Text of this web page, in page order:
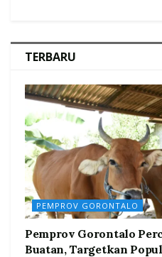
TERBARU
PEMPROV GORONTALO
Pemprov Gorontalo
Buatan, Targetkan